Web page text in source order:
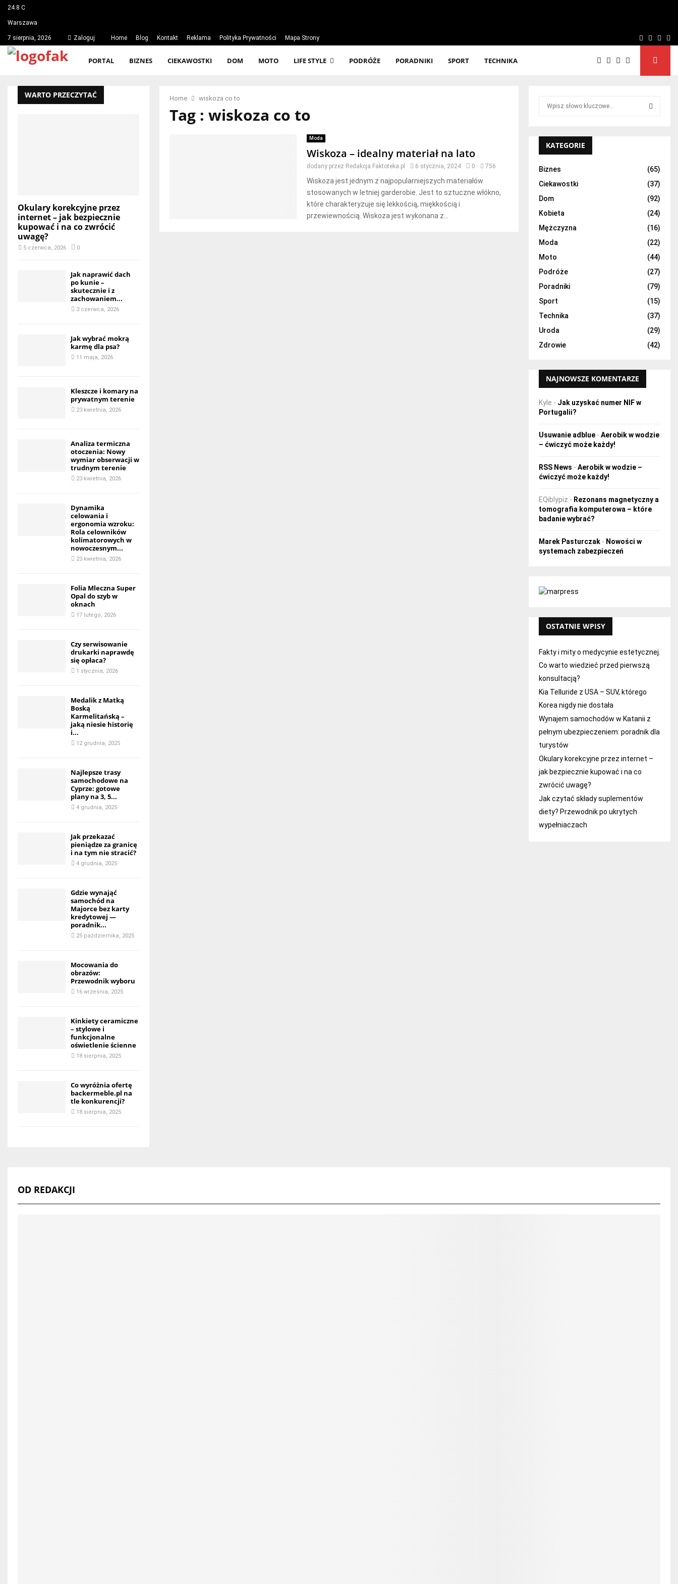
24.8 C
Warszawa
7 sierpnia, 2026 Zaloguj Home Blog Kontakt Reklama Polityka Prywatności Mapa Strony Facebook
Twitter
PORTAL BIZNES CIEKAWOSTKI DOM MOTO LIFE STYLE PODRÓŻE PORADNIKI SPORT TECHNIKA
Home wiskoza co to
Tag : wiskoza co to
Moda
Wiskoza – idealny materiał na lato
dodany przez Redakcja Faktoteka.pl 6 stycznia, 2024 0 756
Wiskoza jest jednym z najpopularniejszych materiałów
stosowanych w letniej garderobie. Jest to sztuczne włókno,
które charakteryzuje się lekkością, miękkością i
przewiewnością. Wiskoza jest wykonana z...
WARTO PRZECZYTAĆ
Okulary korekcyjne przez
internet – jak bezpiecznie
kupować i na co zwrócić
uwagę?
5 czerwca, 2026 0
Jak naprawić dach
po kunie –
skutecznie i z
zachowaniem...
3 czerwca, 2026
Jak wybrać mokrą
karmę dla psa?
11 maja, 2026
Kleszcze i komary na
prywatnym terenie
23 kwietnia, 2026
Analiza termiczna
otoczenia: Nowy
wymiar obserwacji w
trudnym terenie
23 kwietnia, 2026
Dynamika
celowania i
ergonomia wzroku:
Rola celowników
kolimatorowych w
nowoczesnym...
23 kwietnia, 2026
Folia Mleczna Super
Opal do szyb w
oknach
17 lutego, 2026
Czy serwisowanie
drukarki naprawdę
się opłaca?
1 stycznia, 2026
Medalik z Matką
Boską
Karmelitańską –
jaką niesie historię
i...
12 grudnia, 2025
Najlepsze trasy
samochodowe na
Cyprze: gotowe
plany na 3, 5...
4 grudnia, 2025
Jak przekazać
pieniądze za granicę
i na tym nie stracić?
4 grudnia, 2025
Gdzie wynająć
samochód na
Majorce bez karty
kredytowej —
poradnik...
25 października, 2025
Mocowania do
obrazów:
Przewodnik wyboru
16 września, 2025
Kinkiety ceramiczne
– stylowe i
funkcjonalne
oświetlenie ścienne
18 sierpnia, 2025
Co wyróżnia ofertę
backermeble.pl na
tle konkurencji?
18 sierpnia, 2025
h
f
r
:
A
R
H
KATEGORIE
Biznes
(65)
Ciekawostki
(37)
Dom
(92)
Kobieta
(24)
Mężczyzna
(16)
Moda
(22)
Moto
(44)
Podróże
(27)
Poradniki
(79)
Sport
(15)
Technika
(37)
Uroda
(29)
Zdrowie
(42)
NAJNOWSZE KOMENTARZE
Kyle - Jak uzyskać numer NIF w
Portugalii?
Usuwanie adblue- Aerobik w wodzie
– ćwiczyć może każdy!
RSS News - Aerobik w wodzie –
ćwiczyć może każdy!
EQiblypiz - Rezonans magnetyczny a
tomografia komputerowa – które
badanie wybrać?
Marek Pasturczak- Nowości w
systemach zabezpieczeń
OSTATNIE WPISY
Fakty i mity o medycynie estetycznej.
Co warto wiedzieć przed pierwszą
konsultacją?
Kia Telluride z USA – SUV, którego
Korea nigdy nie dostała
Wynajem samochodów w Katanii z
pełnym ubezpieczeniem: poradnik dla
turystów
Okulary korekcyjne przez internet –
jak bezpiecznie kupować i na co
zwrócić uwagę?
Jak czytać składy suplementów
diety? Przewodnik po ukrytych
wypełniaczach
OD REDAKCJI